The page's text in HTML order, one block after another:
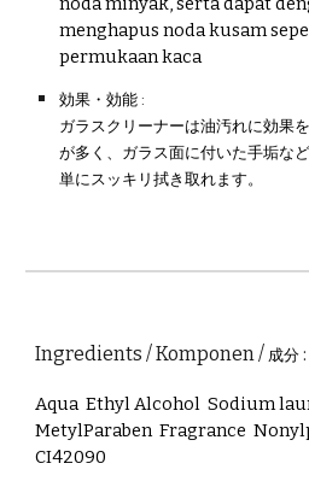
menghapus noda kusam
permukaan kaca
効果・効能 :
ガラスクリーナーは油汚れに効果
が多く、ガラス面に付いた手垢な
単にスッキリ拭き取れます。
Ingredients / Komponen / 成分 :
Aqua Ethyl Alcohol Sodium
MetylParaben Fragrance
CI42090